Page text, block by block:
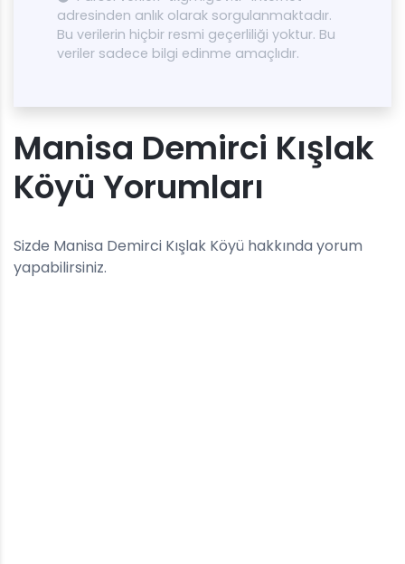
adresinden anlık olarak sorgulanmaktadır.
Bu verilerin hiçbir resmi geçerliliği yoktur. Bu
veriler sadece bilgi edinme amaçlıdır.
Manisa Demirci Kışlak
Köyü Yorumları
Sizde Manisa Demirci Kışlak Köyü hakkında yorum
yapabilirsiniz.